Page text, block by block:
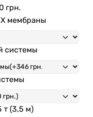
грн.
мембраны
системы
т (3,5 м)